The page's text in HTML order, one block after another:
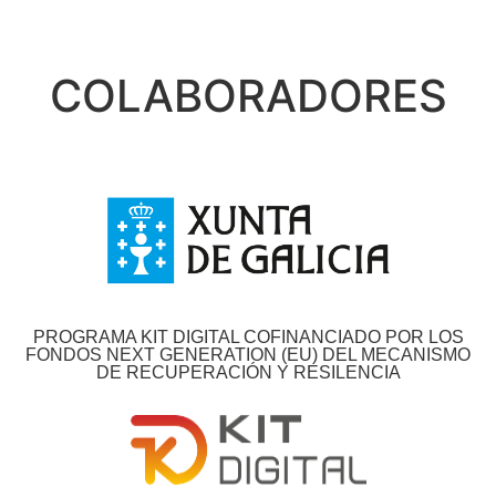
COLABORADORES
PROGRAMA KIT DIGITAL COFINANCIADO POR LOS
FONDOS NEXT GENERATION (EU) DEL MECANISMO
DE RECUPERACIÓN Y RESILENCIA